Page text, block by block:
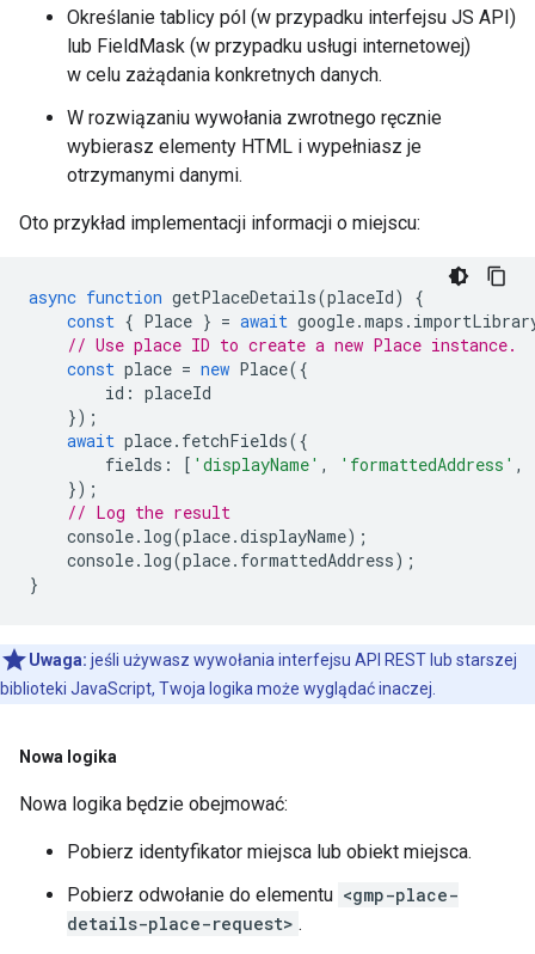
Określanie tablicy pól (w przypadku interfejsu JS API)
lub FieldMask (w przypadku usługi internetowej)
w celu zażądania konkretnych danych.
W rozwiązaniu wywołania zwrotnego ręcznie
wybierasz elementy HTML i wypełniasz je
otrzymanymi danymi.
Oto przykład implementacji informacji o miejscu:
async function getPlaceDetails(placeId)
{
const { Place } = await google.maps .
// Use place ID to create a new Place instance.
const place = new Place({
id : placeId
});
await place. fetchFields({
fields : [ 'displayName' , 'formattedAddress' ,
});
// Log the result
console. log(place.displayName);
console. log(place. formattedAddress);
}
Uwaga: jeśli używasz wywołania interfejsu API REST lub starszej
biblioteki JavaScript, Twoja logika może wyglądać inaczej.
Nowa logika
Nowa logika będzie obejmować:
Pobierz identyfikator miejsca lub obiekt miejsca.
Pobierz odwołanie do elementu <gmp-place-
details-place-request> .